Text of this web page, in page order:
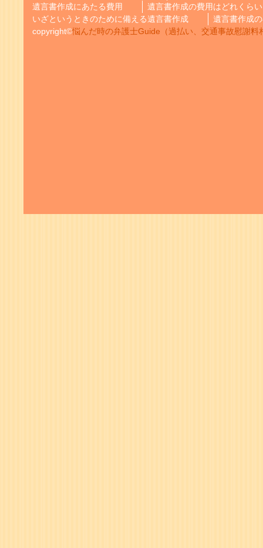
遺言書作成にあたる費用
遺言書作成の費用はどれくら
いざというときのために備える遺言書作成
遺言書作成
copyright©悩んだ時の弁護士Guide（過払い、交通事故慰謝料